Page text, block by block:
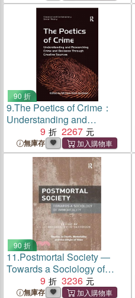
90 折
9.The Poetics of Crime：
Understanding and
Researching Crime and
Deviance Through Creative
Sources
9 2267
無庫存
90 折
11.Postmortal Society ―
Towards a Sociology of
Immortality
9 3236
無庫存